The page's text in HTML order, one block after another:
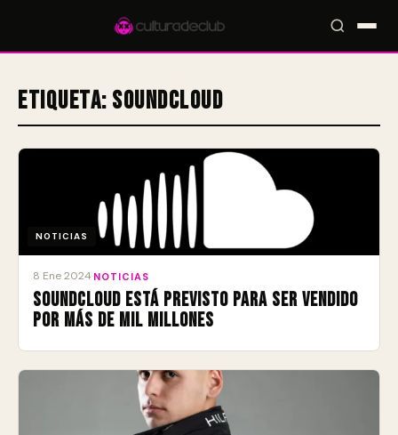
Accesos rápidos: 🎪 Eventos🎤 Artistas📍 Locales📰 Magazine
Etiqueta: SoundCloud
NOTICIAS
8 Ene 2024 NOTICIAS
SoundCloud está previsto para ser vendido
por más de mil millones